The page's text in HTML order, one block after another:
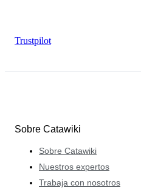
Trustpilot
Sobre Catawiki
Sobre Catawiki
Nuestros expertos
Trabaja con nosotros